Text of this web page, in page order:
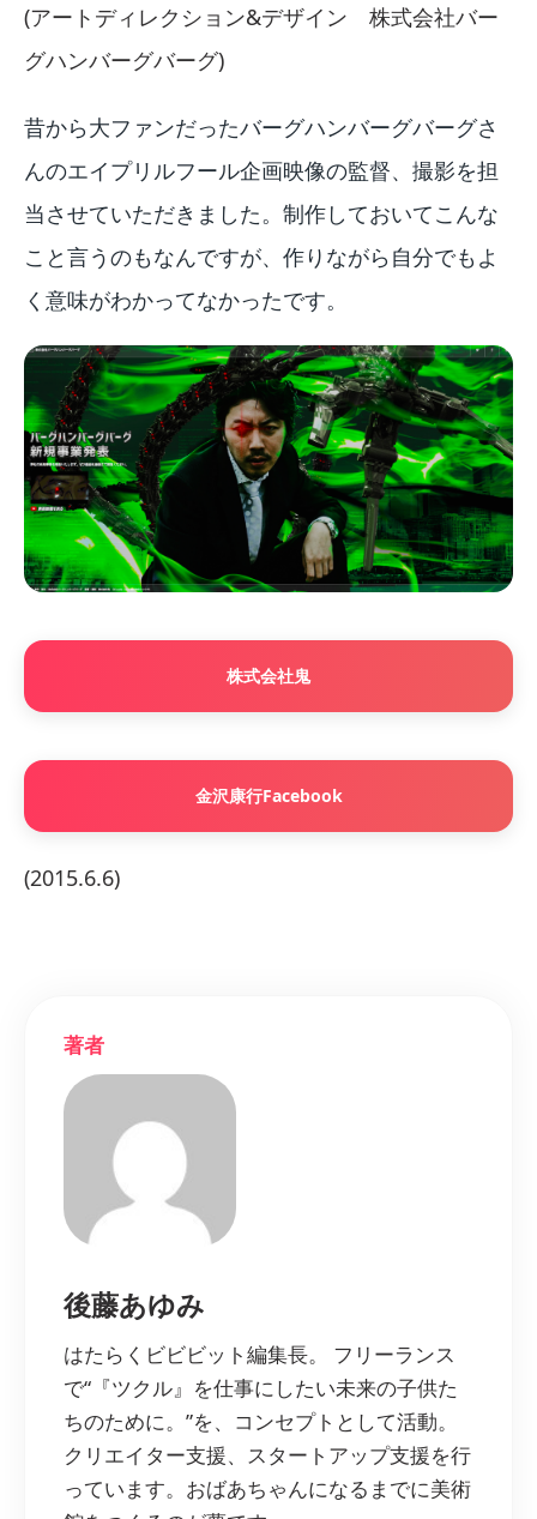
(アートディレクション&デザイン 株式会社バー
グハンバーグバーグ)
昔から大ファンだったバーグハンバーグバーグさ
んのエイプリルフール企画映像の監督、撮影を担
当させていただきました。制作しておいてこんな
こと言うのもなんですが、作りながら自分でもよ
く意味がわかってなかったです。
株式会社鬼
金沢康行Facebook
(2015.6.6)
著者
後藤あゆみ
はたらくビビビット編集長。 フリーランス
で“『ツクル』を仕事にしたい未来の子供た
ちのために。”を、コンセプトとして活動。
クリエイター支援、スタートアップ支援を行
っています。おばあちゃんになるまでに美術